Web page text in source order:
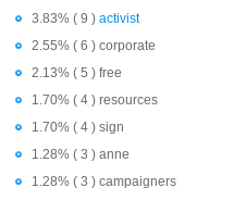
3.83% ( 9 ) activist
2.55% ( 6 ) corporate
2.13% ( 5 ) free
1.70% ( 4 ) resources
1.70% ( 4 ) sign
1.28% ( 3 ) anne
1.28% ( 3 ) campaigners